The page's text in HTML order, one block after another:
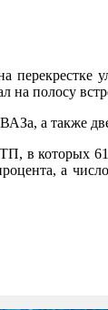
перекрестке
на полосу
а также
в которых
а